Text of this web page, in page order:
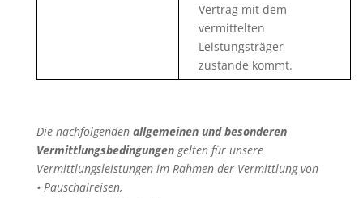
Vertrag mit dem
vermittelten
Leistungsträger
zustande kommt.
Die nachfolgenden allgemeinen und besonderen
Vermittlungsbedingungengelten für unsere
Vermittlungsleistungen im Rahmen der Vermittlung von
• Pauschalreisen,